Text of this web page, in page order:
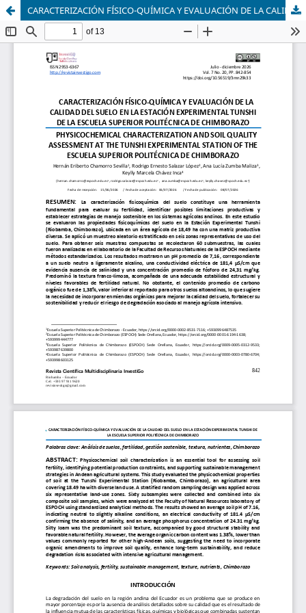
CARACTERIZACIÓN FÍSICO-QUÍMICA Y EVALUACIÓN DE LA CALIDAD DEL SUELO EN LA ESTACIÓN EXPERIMENTAL TUNSHI DE LA ESCUELA SUPERIOR POLITÉCNICA DE CHIMBORAZO